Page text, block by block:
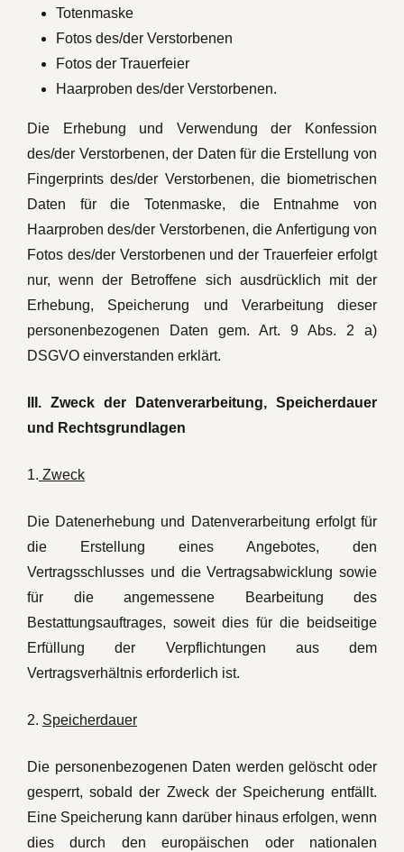
Totenmaske
Fotos des/der Verstorbenen
Fotos der Trauerfeier
Haarproben des/der Verstorbenen.
Die Erhebung und Verwendung der Konfession
des/der Verstorbenen, der Daten für die Erstellung von
Fingerprints des/der Verstorbenen, die biometrischen
Daten für die Totenmaske, die Entnahme von
Haarproben des/der Verstorbenen, die Anfertigung von
Fotos des/der Verstorbenen und der Trauerfeier erfolgt
nur, wenn der Betroffene sich ausdrücklich mit der
Erhebung, Speicherung und Verarbeitung dieser
personenbezogenen Daten gem. Art. 9 Abs. 2 a)
DSGVO einverstanden erklärt.
III. Zweck der Datenverarbeitung, Speicherdauer
und Rechtsgrundlagen
1. Zweck
Die Datenerhebung und Datenverarbeitung erfolgt für
die Erstellung eines Angebotes, den
Vertragsschlusses und die Vertragsabwicklung sowie
für die angemessene Bearbeitung des
Bestattungsauftrages, soweit dies für die beidseitige
Erfüllung der Verpflichtungen aus dem
Vertragsverhältnis erforderlich ist.
2. Speicherdauer
Die personenbezogenen Daten werden gelöscht oder
gesperrt, sobald der Zweck der Speicherung entfällt.
Eine Speicherung kann darüber hinaus erfolgen, wenn
dies durch den europäischen oder nationalen